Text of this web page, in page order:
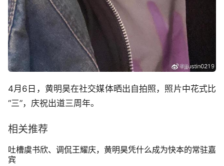
4月6日，黄明昊在社交媒体晒出自拍照，照片中花式比
“三”，庆祝出道三周年。
相关推荐
吐槽虞书欣、调侃王耀庆，黄明昊凭什么成为快本的常驻嘉
宾